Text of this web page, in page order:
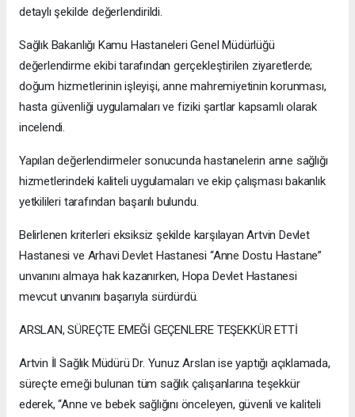
detaylı şekilde değerlendirildi.
Sağlık Bakanlığı Kamu Hastaneleri Genel Müdürlüğü
değerlendirme ekibi tarafından gerçekleştirilen ziyaretlerde;
doğum hizmetlerinin işleyişi, anne mahremiyetinin korunması,
hasta güvenliği uygulamaları ve fiziki şartlar kapsamlı olarak
incelendi.
Yapılan değerlendirmeler sonucunda hastanelerin anne sağlığı
hizmetlerindeki kaliteli uygulamaları ve ekip çalışması bakanlık
yetkilileri tarafından başarılı bulundu.
Belirlenen kriterleri eksiksiz şekilde karşılayan Artvin Devlet
Hastanesi ve Arhavi Devlet Hastanesi “Anne Dostu Hastane”
unvanını almaya hak kazanırken, Hopa Devlet Hastanesi
mevcut unvanını başarıyla sürdürdü.
ARSLAN, SÜREÇTE EMEĞİ GEÇENLERE TEŞEKKÜR ETTİ
Artvin İl Sağlık Müdürü Dr. Yunuz Arslan ise yaptığı açıklamada,
süreçte emeği bulunan tüm sağlık çalışanlarına teşekkür
ederek, “Anne ve bebek sağlığını önceleyen, güvenli ve kaliteli